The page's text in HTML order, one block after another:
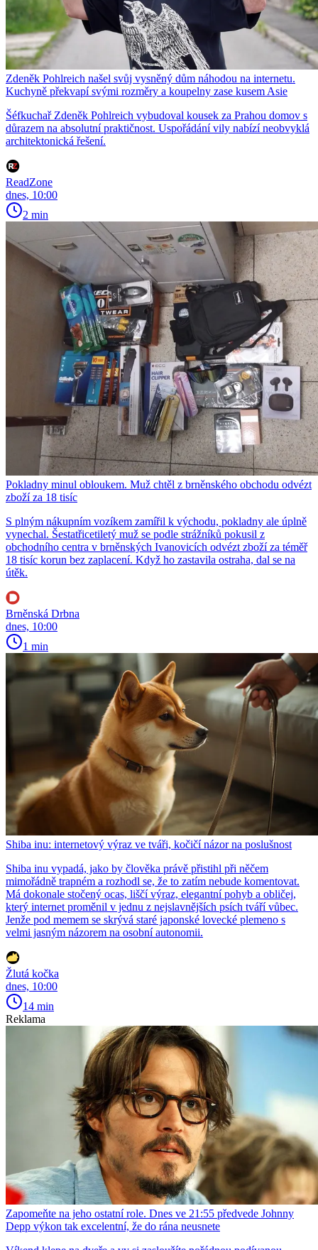
Zdeněk Pohlreich našel svůj vysněný dům náhodou na internetu.
Kuchyně překvapí svými rozměry a koupelny zase kusem Asie
Šéfkuchař Zdeněk Pohlreich vybudoval kousek za Prahou domov s
důrazem na absolutní praktičnost. Uspořádání vily nabízí neobvyklá
architektonická řešení.
ReadZone
dnes, 10:00
2 min
Pokladny minul obloukem. Muž chtěl z brněnského obchodu odvézt
zboží za 18 tisíc
S plným nákupním vozíkem zamířil k východu, pokladny ale úplně
vynechal. Šestatřicetiletý muž se podle strážníků pokusil z
obchodního centra v brněnských Ivanovicích odvézt zboží za téměř
18 tisíc korun bez zaplacení. Když ho zastavila ostraha, dal se na
útěk.
Brněnská Drbna
dnes, 10:00
1 min
Shiba inu: internetový výraz ve tváři, kočičí názor na poslušnost
Shiba inu vypadá, jako by člověka právě přistihl při něčem
mimořádně trapném a rozhodl se, že to zatím nebude komentovat.
Má dokonale stočený ocas, liščí výraz, elegantní pohyb a obličej,
který internet proměnil v jednu z nejslavnějších psích tváří vůbec.
Jenže pod memem se skrývá staré japonské lovecké plemeno s
velmi jasným názorem na osobní autonomii.
Žlutá kočka
dnes, 10:00
14 min
Reklama
Zapomeňte na jeho ostatní role. Dnes ve 21:55 předvede Johnny
Depp výkon tak excelentní, že do rána neusnete